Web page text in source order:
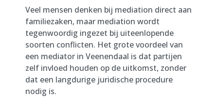
Veel mensen denken bij mediation direct aan
familiezaken, maar mediation wordt
tegenwoordig ingezet bij uiteenlopende
soorten conflicten. Het grote voordeel van
een mediator in Veenendaal is dat partijen
zelf invloed houden op de uitkomst, zonder
dat een langdurige juridische procedure
nodig is.